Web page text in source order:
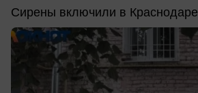
Сирены включили в Краснодаре